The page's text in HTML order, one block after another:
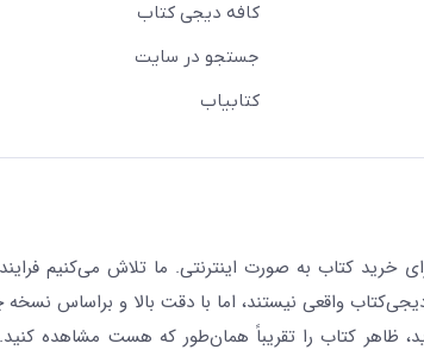
کافه دیجی کتاب
جستجو در سایت
کتابیاب
کتاب به صورت اینترنتی. ما تلاش می‌کنیم فرایند
واقعی نیستند، اما با دقت بالا و براساس
ظاهر کتاب را تقریباً همان‌طور که هست مشاهده کنید.